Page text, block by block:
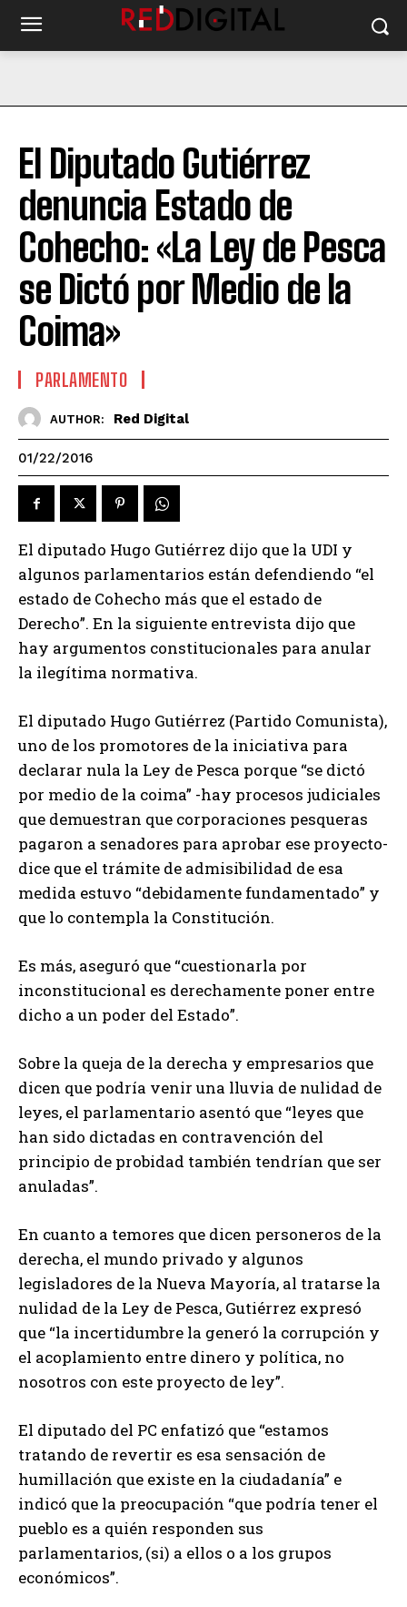
El Diputado Gutiérrez
denuncia Estado de
Cohecho: «La Ley de Pesca
se Dictó por Medio de la
Coima»
PARLAMENTO
AUTHOR: Red Digital
01/22/2016
El diputado Hugo Gutiérrez dijo que la UDI y
algunos parlamentarios están defendiendo “el
estado de Cohecho más que el estado de
Derecho”. En la siguiente entrevista dijo que
hay argumentos constitucionales para anular
la ilegítima normativa.
El diputado Hugo Gutiérrez (Partido Comunista),
uno de los promotores de la iniciativa para
declarar nula la Ley de Pesca porque “se dictó
por medio de la coima” -hay procesos judiciales
que demuestran que corporaciones pesqueras
pagaron a senadores para aprobar ese proyecto-
dice que el trámite de admisibilidad de esa
medida estuvo “debidamente fundamentado” y
que lo contempla la Constitución.
Es más, aseguró que “cuestionarla por
inconstitucional es derechamente poner entre
dicho a un poder del Estado”.
Sobre la queja de la derecha y empresarios que
dicen que podría venir una lluvia de nulidad de
leyes, el parlamentario asentó que “leyes que
han sido dictadas en contravención del
principio de probidad también tendrían que ser
anuladas”.
En cuanto a temores que dicen personeros de la
derecha, el mundo privado y algunos
legisladores de la Nueva Mayoría, al tratarse la
nulidad de la Ley de Pesca, Gutiérrez expresó
que “la incertidumbre la generó la corrupción y
el acoplamiento entre dinero y política, no
nosotros con este proyecto de ley”.
El diputado del PC enfatizó que “estamos
tratando de revertir es esa sensación de
humillación que existe en la ciudadanía” e
indicó que la preocupación “que podría tener el
pueblo es a quién responden sus
parlamentarios, (si) a ellos o a los grupos
económicos”.